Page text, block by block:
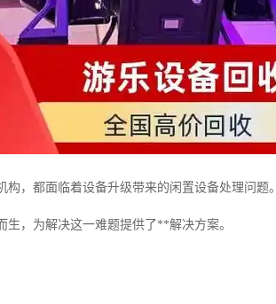
，都面临着设备升级带来的闲置设备处理问题。
生，为解决这一难题提供了**解决方案。